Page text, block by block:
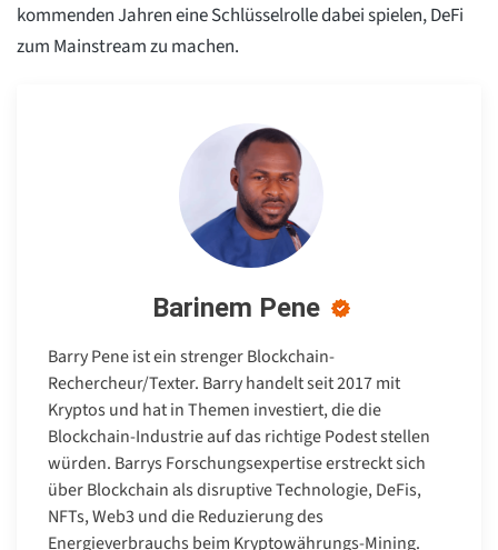
kommenden Jahren eine Schlüsselrolle dabei spielen, DeFi
zum Mainstream zu machen.
Barinem Pene
Barry Pene ist ein strenger Blockchain-
Rechercheur/Texter. Barry handelt seit 2017 mit
Kryptos und hat in Themen investiert, die die
Blockchain-Industrie auf das richtige Podest stellen
würden. Barrys Forschungsexpertise erstreckt sich
über Blockchain als disruptive Technologie, DeFis,
NFTs, Web3 und die Reduzierung des
Energieverbrauchs beim Kryptowährungs-Mining.